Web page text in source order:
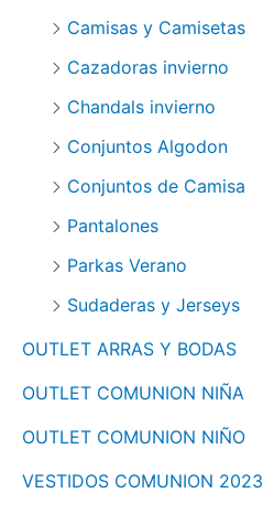
Camisas y Camisetas
Cazadoras invierno
Chandals invierno
Conjuntos Algodon
Conjuntos de Camisa
Pantalones
Parkas Verano
Sudaderas y Jerseys
OUTLET ARRAS Y BODAS
OUTLET COMUNION NIÑA
OUTLET COMUNION NIÑO
VESTIDOS COMUNION 2023